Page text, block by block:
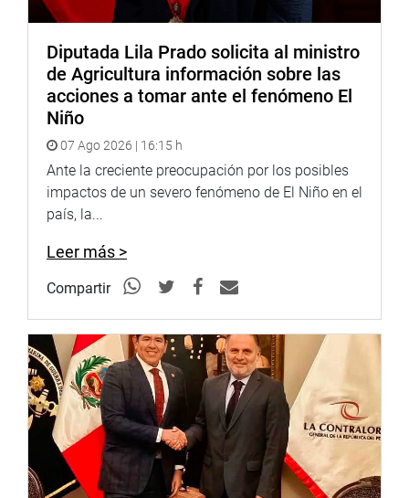
Diputada Lila Prado solicita al ministro
de Agricultura información sobre las
acciones a tomar ante el fenómeno El
Niño
07 Ago 2026 | 16:15 h
Ante la creciente preocupación por los posibles
impactos de un severo fenómeno de El Niño en el
país, la...
Leer más >
Compartir